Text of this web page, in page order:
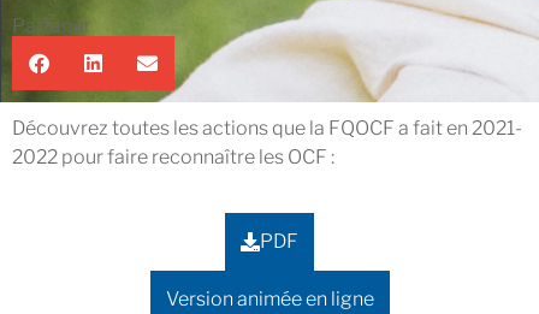
Partager
Découvrez toutes les actions que la FQOCF a fait en 2021-
2022 pour faire reconnaître les OCF :
PDF
Version animée en ligne